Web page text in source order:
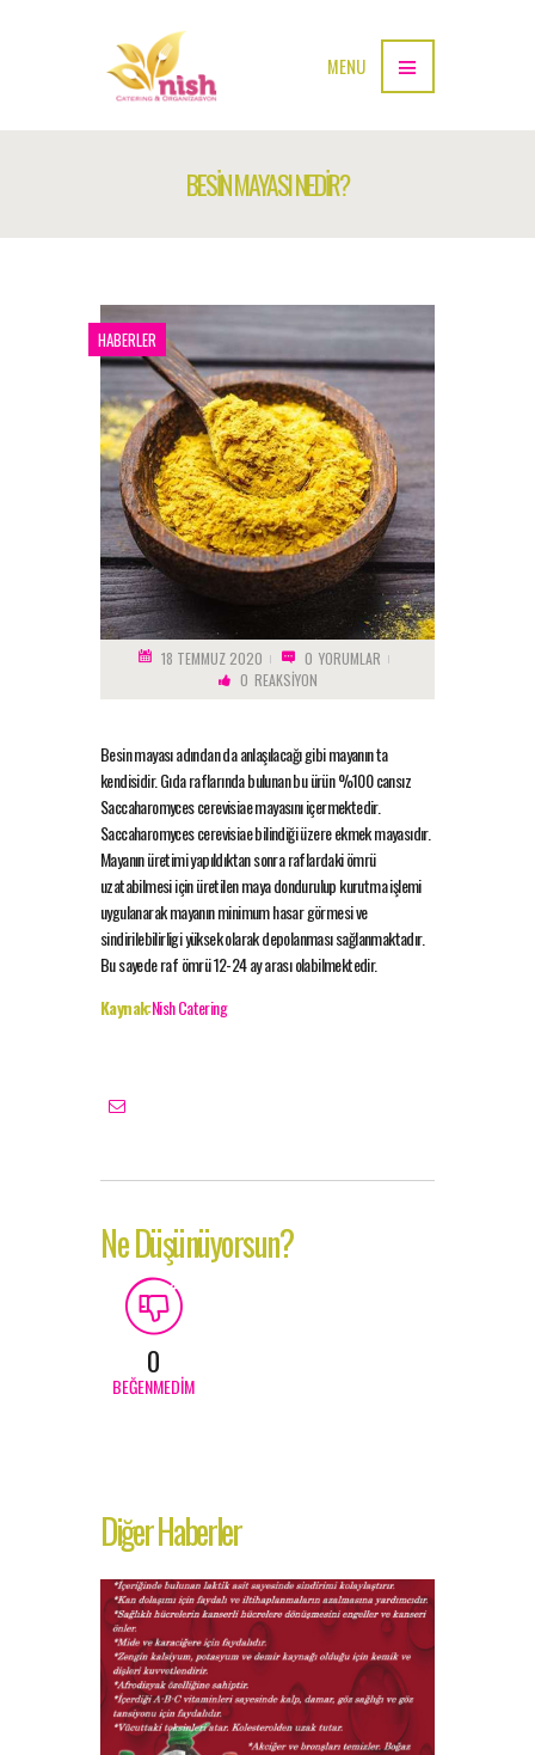
MENU
BESİN MAYASI NEDİR?
HABERLER
18 TEMMUZ 2020 0 YORUMLAR
0 REAKSIYON
Besin mayası adından da anlaşılacağı gibi mayanın ta
kendisidir. Gıda raflarında bulunan bu ürün %100 cansız
Saccaharomyces cerevisiae mayasını içermektedir.
Saccaharomyces cerevisiae bilindiği üzere ekmek mayasıdır.
Mayanın üretimi yapıldıktan sonra raflardaki ömrü
uzatabilmesi için üretilen maya dondurulup kurutma işlemi
uygulanarak mayanın minimum hasar görmesi ve
sindirilebilirligi yüksek olarak depolanması sağlanmaktadır.
Bu sayede raf ömrü 12-24 ay arası olabilmektedir.
Kaynak:Nish Catering
Ne Düşünüyorsun?
0
BEĞENMEDIM
Diğer Haberler